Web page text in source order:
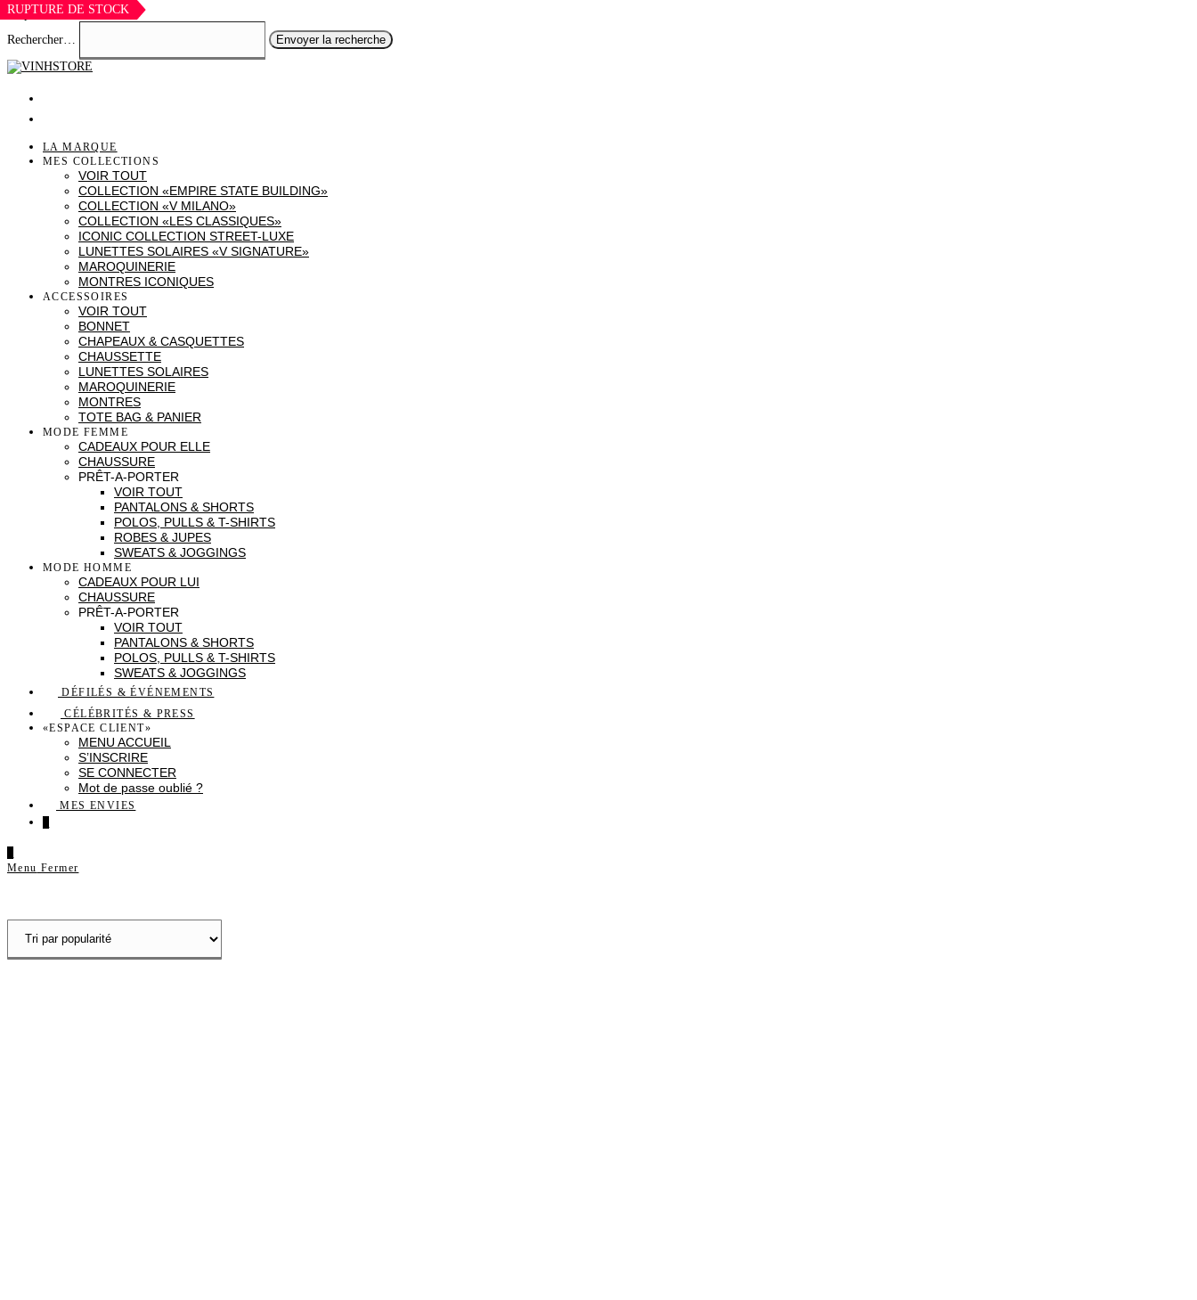
Skip to content
Rechercher…
Envoyer la recherche
LA MARQUE
MES COLLECTIONS
VOIR TOUT
COLLECTION «EMPIRE STATE BUILDING»
COLLECTION «V MILANO»
COLLECTION «LES CLASSIQUES»
ICONIC COLLECTION STREET-LUXE
LUNETTES SOLAIRES «V SIGNATURE»
MAROQUINERIE
MONTRES ICONIQUES
ACCESSOIRES
VOIR TOUT
BONNET
CHAPEAUX & CASQUETTES
CHAUSSETTE
LUNETTES SOLAIRES
MAROQUINERIE
MONTRES
TOTE BAG & PANIER
MODE FEMME
CADEAUX POUR ELLE
CHAUSSURE
PRÊT-A-PORTER
VOIR TOUT
PANTALONS & SHORTS
POLOS, PULLS & T-SHIRTS
ROBES & JUPES
SWEATS & JOGGINGS
MODE HOMME
CADEAUX POUR LUI
CHAUSSURE
PRÊT-A-PORTER
VOIR TOUT
PANTALONS & SHORTS
POLOS, PULLS & T-SHIRTS
SWEATS & JOGGINGS
DÉFILÉS & ÉVÉNEMENTS
CÉLÉBRITÉS & PRESS
«ESPACE CLIENT»
MENU ACCUEIL
S’INSCRIRE
SE CONNECTER
Mot de passe oublié ?
MES ENVIES
Menu Fermer
RUPTURE DE STOCK